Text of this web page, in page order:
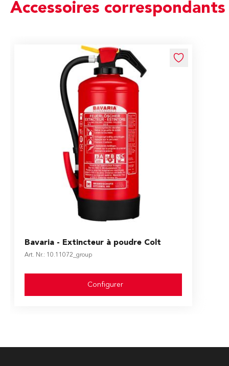
Accessoires correspondants
Bavaria - Extincteur à poudre Colt
Art. Nr.: 10.11072_group
The price depends on the options chosen on the
Configurer